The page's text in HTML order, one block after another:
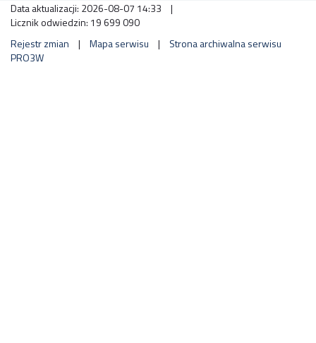
Data aktualizacji: 2026-08-07 14:33
|
Licznik odwiedzin: 19 699 090
Rejestr zmian
| Mapa serwisu |
Strona archiwalna serwisu
PRO3W